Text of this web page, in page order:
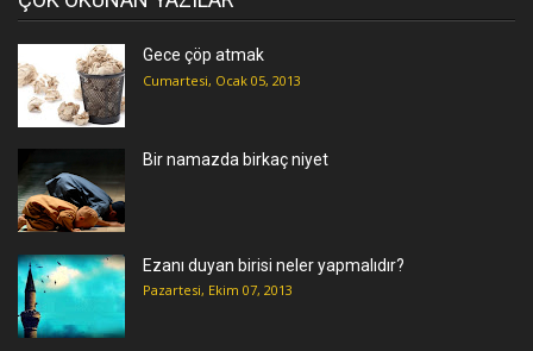
Gece çöp atmak
Cumartesi, Ocak 05, 2013
Bir namazda birkaç niyet
Ezanı duyan birisi neler yapmalıdır?
Pazartesi, Ekim 07, 2013